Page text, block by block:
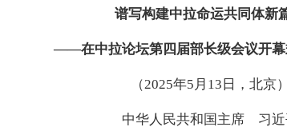
谱写构建中拉命运共同体新
——在中拉论坛第四届部长级会议开幕
（2025年5月13日，北京）
中华人民共和国主席 习